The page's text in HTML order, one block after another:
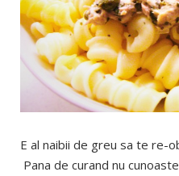
E al naibii de greu sa te re-
Pana de curand nu